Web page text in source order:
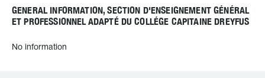
GENERAL INFORMATION, SECTION D'ENSEIGNEMENT GÉNÉRAL
ET PROFESSIONNEL ADAPTÉ DU COLLÉGE CAPITAINE DREYFUS
No information